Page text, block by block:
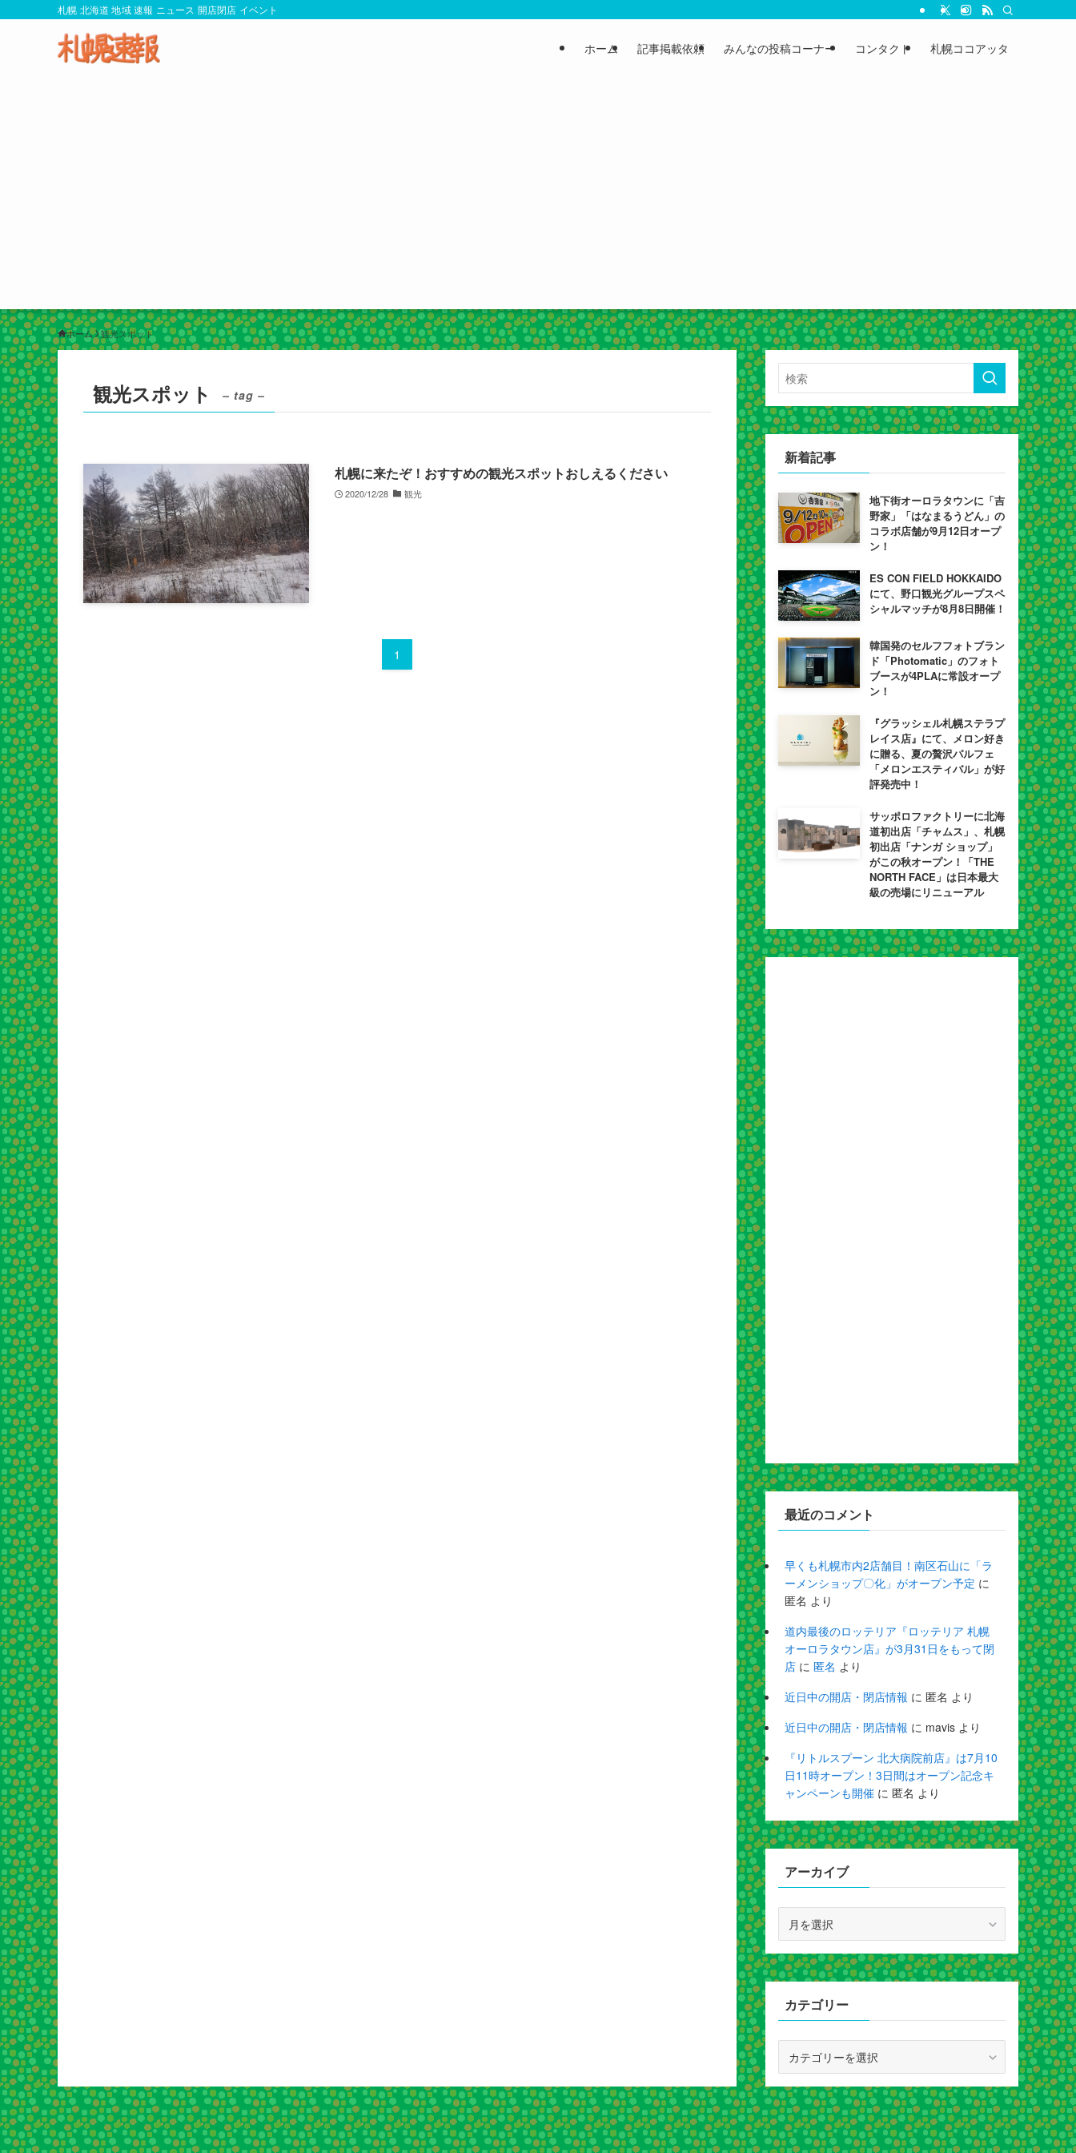
札幌 北海道 地域 速報 ニュース 開店閉店 イベント
ホーム 記事掲載依頼 みんなの投稿コーナー コンタクト 札幌ココアッタ
ホーム 観光スポット
観光スポット – tag –
札幌に来たぞ！おすすめの観光スポットおしえるください
2020/12/28 観光
1
新着記事
地下街オーロラタウンに「吉
野家」「はなまるうどん」の
コラボ店舗が9月12日オープ
ン！
ES CON FIELD HOKKAIDO
にて、野口観光グループスペ
シャルマッチが8月8日開催！
韓国発のセルフフォトブラン
ド「Photomatic」のフォト
ブースが4PLAに常設オープ
ン！
『グラッシェル札幌ステラプ
レイス店』にて、メロン好き
に贈る、夏の贅沢パルフェ
「メロンエスティバル」が好
評発売中！
サッポロファクトリーに北海
道初出店「チャムス」、札幌
初出店「ナンガ ショップ」
がこの秋オープン！「THE
NORTH FACE」は日本最大
級の売場にリニューアル
最近のコメント
早くも札幌市内2店舗目！南区石山に「ラ
ーメンショップ〇化」がオープン予定 に
匿名 より
道内最後のロッテリア『ロッテリア 札幌
オーロラタウン店』が3月31日をもって閉
店 に 匿名 より
近日中の開店・閉店情報 に 匿名 より
近日中の開店・閉店情報 に mavis より
『リトルスプーン 北大病院前店』は7月10
日11時オープン！3日間はオープン記念キ
ャンペーンも開催 に 匿名 より
アーカイブ
カ
イ
ブ
カテゴリー
ゴ
リ
ー